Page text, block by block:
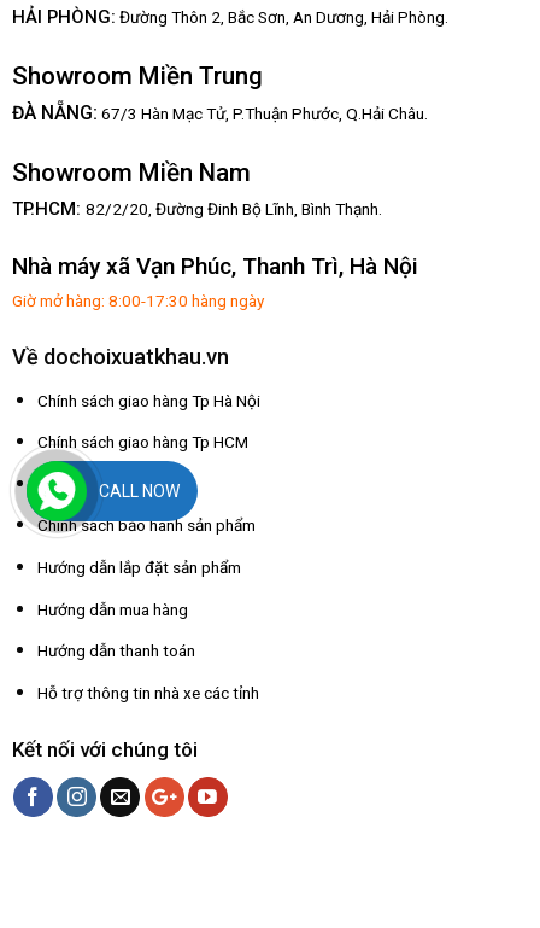
HẢI PHÒNG: Đường Thôn 2, Bắc Sơn, An Dương, Hải Phòng.
Showroom Miền Trung
ĐÀ NẴNG: 67/3 Hàn Mạc Tử, P.Thuận Phước, Q.Hải Châu.
Showroom Miền Nam
TP.HCM: 82/2/20, Đường Đinh Bộ Lĩnh, Bình Thạnh.
Nhà máy xã Vạn Phúc, Thanh Trì, Hà Nội
Giờ mở hàng: 8:00-17:30 hàng ngày
Về dochoixuatkhau.vn
Chính sách giao hàng Tp Hà Nội
Chính sách giao hàng Tp HCM
Chính sách đổi trả
Chính sách bảo hành sản phẩm
Hướng dẫn lắp đặt sản phẩm
Hướng dẫn mua hàng
Hướng dẫn thanh toán
Hỗ trợ thông tin nhà xe các tỉnh
Kết nối với chúng tôi
CALL NOW